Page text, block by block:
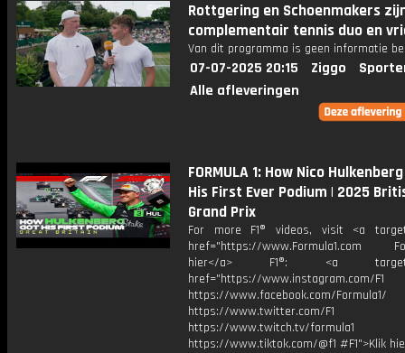
Rottgering en Schoenmakers
complementair tennis duo en
Van dit programma is geen informatie
07-07-2025 20:15 Ziggo
Alle afleveringen
FORMULA 1: How Nico
His First Ever Podium | 2025
Grand Prix
For more F1® videos, visit <a
href="https://www.Formula1.com
hier</a> F1®: <a
href="https://www.instagram.com/F1
https://www.facebook.com/Formula1/
https://www.twitter.com/F1
https://www.twitch.tv/formula1
https://www.tiktok.com/@f1 #F1">Klik